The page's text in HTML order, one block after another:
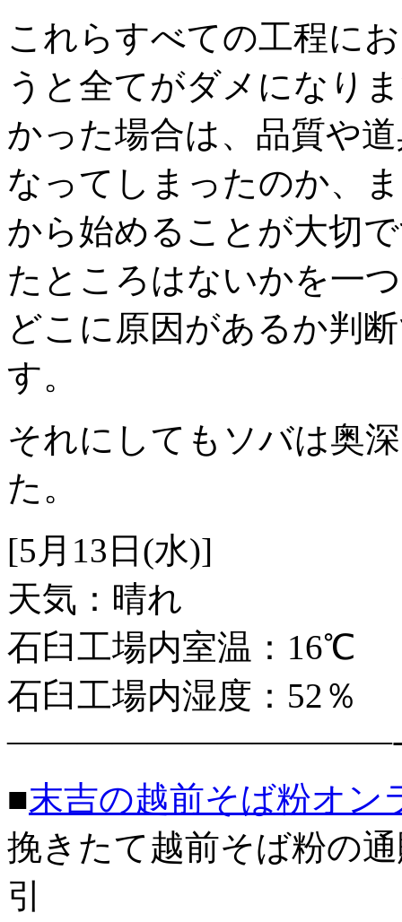
これらすべての工程に
うと全てがダメになり
かった場合は、品質や
なってしまったのか、
から始めることが大切
たところはないかを一
どこに原因があるか判
す。
それにしてもソバは奥
た。
[5月13日(水)]
天気：晴れ
石臼工場内室温：16℃
石臼工場内湿度：52％
■末吉の越前そば粉オン
挽きたて越前そば粉の
引